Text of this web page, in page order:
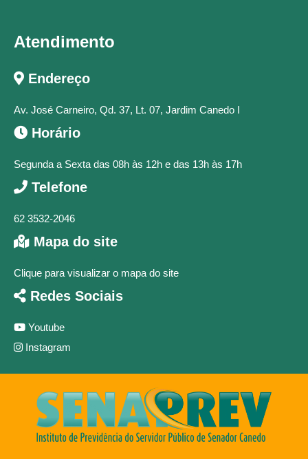
Atendimento
Endereço
Av. José Carneiro, Qd. 37, Lt. 07, Jardim Canedo I
Horário
Segunda a Sexta das 08h às 12h e das 13h às 17h
Telefone
62 3532-2046
Mapa do site
Clique para visualizar o mapa do site
Redes Sociais
Youtube
Instagram